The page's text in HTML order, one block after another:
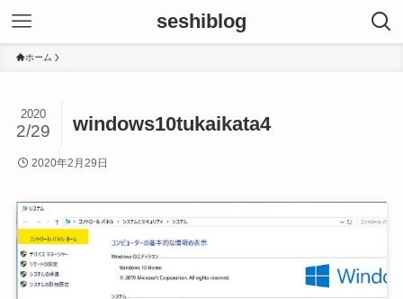
seshiblog
ホーム
windows10tukaikata4
2020
2/29
2020年2月29日